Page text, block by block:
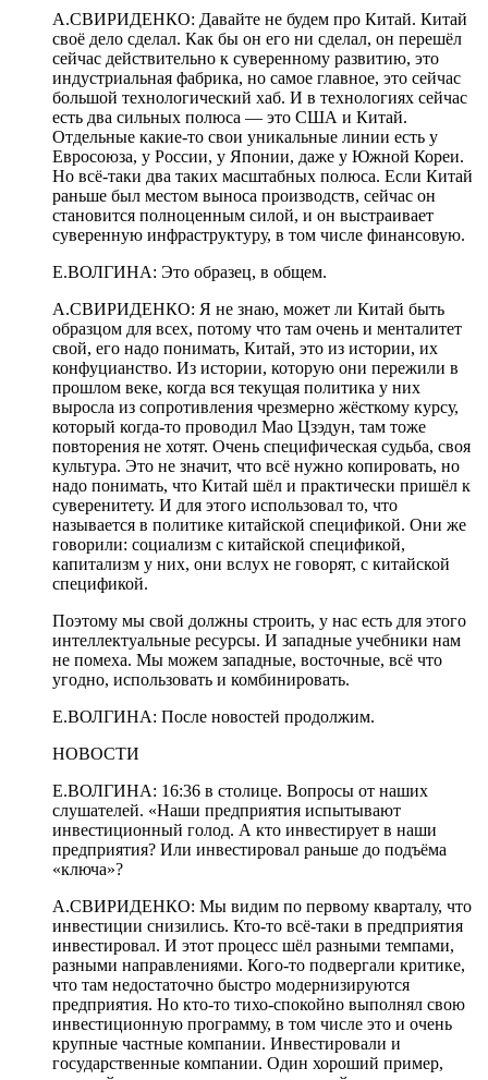
А.СВИРИДЕНКО: Давайте не будем про Китай. Китай
своё дело сделал. Как бы он его ни сделал, он перешёл
сейчас действительно к суверенному развитию, это
индустриальная фабрика, но самое главное, это сейчас
большой технологический хаб. И в технологиях сейчас
есть два сильных полюса — это США и Китай.
Отдельные какие-то свои уникальные линии есть у
Евросоюза, у России, у Японии, даже у Южной Кореи.
Но всё-таки два таких масштабных полюса. Если Китай
раньше был местом выноса производств, сейчас он
становится полноценным силой, и он выстраивает
суверенную инфраструктуру, в том числе финансовую.
Е.ВОЛГИНА: Это образец, в общем.
А.СВИРИДЕНКО: Я не знаю, может ли Китай быть
образцом для всех, потому что там очень и менталитет
свой, его надо понимать, Китай, это из истории, их
конфуцианство. Из истории, которую они пережили в
прошлом веке, когда вся текущая политика у них
выросла из сопротивления чрезмерно жёсткому курсу,
который когда-то проводил Мао Цзэдун, там тоже
повторения не хотят. Очень специфическая судьба, своя
культура. Это не значит, что всё нужно копировать, но
надо понимать, что Китай шёл и практически пришёл к
суверенитету. И для этого использовал то, что
называется в политике китайской спецификой. Они же
говорили: социализм с китайской спецификой,
капитализм у них, они вслух не говорят, с китайской
спецификой.
Поэтому мы свой должны строить, у нас есть для этого
интеллектуальные ресурсы. И западные учебники нам
не помеха. Мы можем западные, восточные, всё что
угодно, использовать и комбинировать.
Е.ВОЛГИНА: После новостей продолжим.
НОВОСТИ
Е.ВОЛГИНА: 16:36 в столице. Вопросы от наших
слушателей. «Наши предприятия испытывают
инвестиционный голод. А кто инвестирует в наши
предприятия? Или инвестировал раньше до подъёма
«ключа»?
А.СВИРИДЕНКО: Мы видим по первому кварталу, что
инвестиции снизились. Кто-то всё-таки в предприятия
инвестировал. И этот процесс шёл разными темпами,
разными направлениями. Кого-то подвергали критике,
что там недостаточно быстро модернизируются
предприятия. Но кто-то тихо-спокойно выполнял свою
инвестиционную программу, в том числе это и очень
крупные частные компании. Инвестировали и
государственные компании. Один хороший пример,